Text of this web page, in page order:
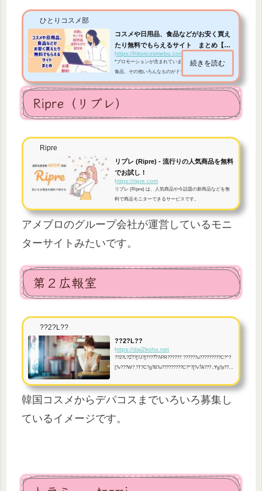
ひとりコスメ部
コスメや日用品、食品などがお安く買え
たり無料でもらえるサイト まとめ【お
試し...
https://hitoricosmebu.com/sample-otoku
*プロモーションが含まれています。 化粧品、日用品、
食品、その他いろんなものがドラッグストアよりも安く
購入できたり、無料でもらえちゃうサイトをまとめてみ
ました。色んなサイトがあると思いますが、モニターサ
イトやサンプルサイト、訳アリ商品サイトなど。。まず
ロモーションが含まれています色んなものが安く購入で
続きを読む
Ripre（リプレ）
Ripre
リプレ (Ripre) - 流行りの人気商品を無料
でお試し！
https://ripre.com
リプレ (Ripre) は、人気商品や今話題の新商品などを無
料で商品モニターできるサービスです。
アメブロのグループ会社が運営しているモニ
ターサイトみたいです。
第２広報室
??2?L??
??2?L??
https://dai2koho.net
??2?L?񎺂̓??[?J?[????̏??iPR??????`??????u?????????C?^?
[?v???W?܂?T?C?g?B?u?????????C?^?[?v?́A???ۂɎg?p???
E?ӌ??E???z??l?X??WEB?T?C?g?ɂē??e?E?V?F?A???ā
A???[?J?[????̑?2?L?񎺂̈???Ƃ??Ċ??􂵂܂??B
韓国コスメからデパコスまでいろいろ募集し
ているイメージです。